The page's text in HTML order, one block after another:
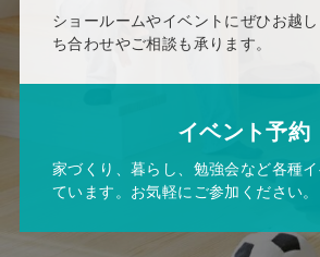
ショールームやイベントにぜひお越
ち合わせやご相談も承ります。
イベント予約
家づくり、暮らし、勉強会など各種
ています。お気軽にご参加ください。